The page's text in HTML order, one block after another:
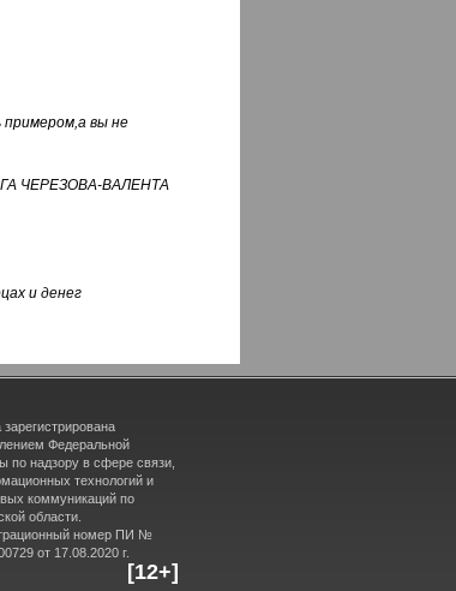
примером,а вы не
ЧЕРЕЗОВА-ВАЛЕНТА
и денег
зарегистрирована
Федеральной
по надзору в сфере связи,
технологий и
коммуникаций по
области.
номер ПИ №
от 17.08.2020 г.
[12+]